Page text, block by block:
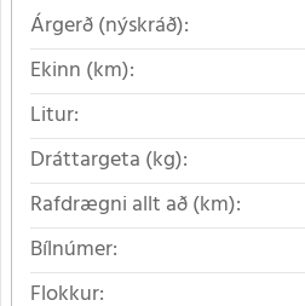
Árgerð (nýskráð):
Ekinn (km):
Litur:
Dráttargeta (kg):
Rafdrægni allt að (km):
Bílnúmer:
Flokkur: